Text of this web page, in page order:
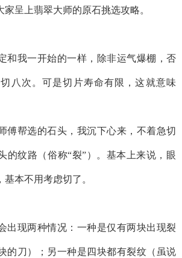
呈上翡翠大师的原石挑选攻略。
和我一开始的一样，除非运气爆棚，否
八次。可是切片寿命有限，这就意味
傅帮选的石头，我沉下心来，不着急切
的纹路（俗称“裂”）。基本上来说，眼
本不用考虑切了。
出现两种情况：一种是仅有两块出现裂
的刀）；另一种是四块都有裂纹（虽说